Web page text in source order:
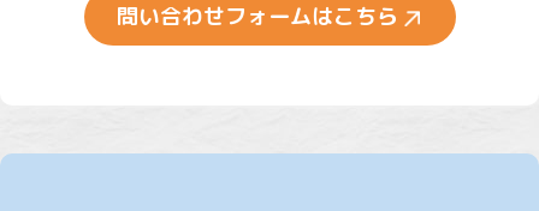
問い合わせフォームはこちら